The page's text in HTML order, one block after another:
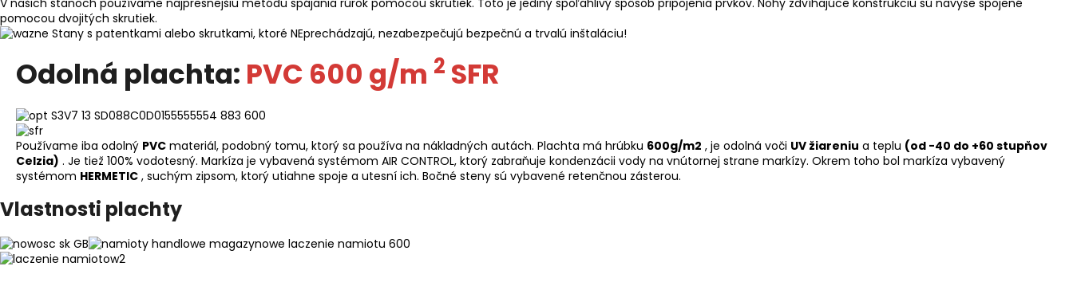
pomocou dvojitých skrutiek.
Stany s patentkami alebo skrutkami, ktoré NEprechádzajú, nezabezpečujú bezpečnú a trvalú inštaláciu!
Odolná plachta: PVC 600 g/m 2 SFR
Používame iba odolný PVC materiál, podobný tomu, ktorý sa používa na nákladných autách. Plachta má hrúbku 600g/m2 , je odolná voči UV žiareniu a teplu (od -40 do +60 stupňov
Celzia) . Je tiež 100% vodotesný. Markíza je vybavená systémom AIR CONTROL, ktorý zabraňuje kondenzácii vody na vnútornej strane markízy. Okrem toho bol markíza vybavený
systémom HERMETIC , suchým zipsom, ktorý utiahne spoje a utesní ich. Bočné steny sú vybavené retenčnou zásterou.
Vlastnosti plachty